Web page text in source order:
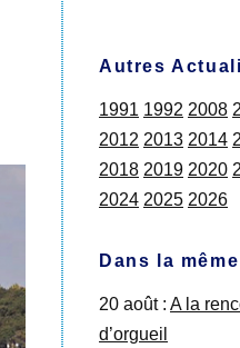
Autres
1991 1992 2008
2012 2013 2014
2018 2019 2020
2024 2025 2026
Dans la
20 août : A la
d’orgueil